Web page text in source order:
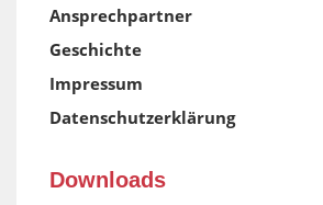
Ansprechpartner
Geschichte
Impressum
Datenschutzerklärung
Downloads